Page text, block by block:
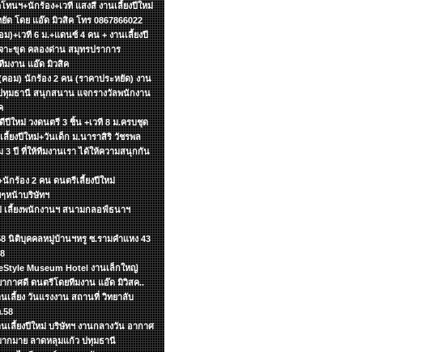
ทนฯ+นักร้อง+เวที แสงสี งานเลี้ยงปีใหม่
ด โดย แอ๊ด มิวสิค โทร 0867866022
)+เวที 6 ม.+แดนซ์ 4 คน + งานเลี้ยงปี
าะขุด คลองด่าน สมุทรปราการ
มงาน แอ๊ด มิวสิค
อม) นักร้อง 2 คน (ราคาประหยัด) งาน
ทุมธานี สนุกสนาน แจกรางวัลพนักงาน
ใหม่ วงดนตรี 3 ชิ้น +เวที 8 ม.ครบชุด
ลี้ยงปีใหม่+วันเด็ก ม.นาราสิริ วัชรพล
3 ปี ที่ให้ทีมงานเรา ได้ให้ความสนุกกัน
กร้อง 2 คน ดนตรีเลี้ยงปีใหม่
หน้าบริษัทฯ
เลี้ยงพนักงานฯ สนามกลอฟ์ธนาฯ
นิติบุคคลหมู่บ้านฯหรู ซ.รามคำแหง 43
Museum Hotel งานเล็กใหญ่
กาศดี ดนตรีโดยทีมงาน แอ๊ด มิวิสค..
เลี้ยง วันแรงงาน สถานที่ วิทยาลับ
เลี้ยงปีใหม่ บริษัทฯ งานกลางวัน อากาศ
กมาย ลาดหลุมแก้ว ปทุมธานี